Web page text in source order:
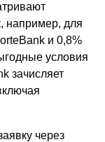
например, для
и 0,8%
условия
зачисляет
через